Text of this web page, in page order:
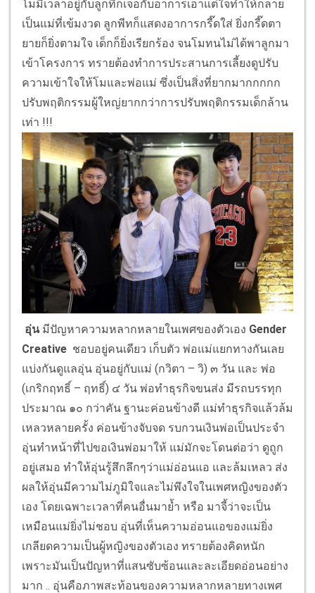
โมมีเวลาอยู่กับลูกทีก็เจอกับอาการเอาแต่ใจทำให้กลาย
เป็นแม่ที่เข้มงวด ลูกพีทก็แสดงอาการกรี๊ดใส่ ยิ่งกรี๊ดตา
ยายก็ยิ่งตามใจ เด็กก็ยิ่งเรียกร้อง จนโมทนไม่ได้พาลูกมา
เข้าโครงการ ทรายต้องทำการประสานการเลี้ยงดูปรับ
ความเข้าใจให้โมและพ่อแม่ ซึ่งเป็นสิ่งที่ยากมากกกกก
ปรับพฤติกรรมผู้ใหญ่ยากกว่าการปรับพฤติกรรมเด็กล้าน
เท่า !!!
อุ่น มีปัญหาความหลากหลายในเพศของตัวเอง Gender
Creative ชอบอยู่คนเดียว เก็บตัว พ่อแม่แยกทางกันเลย
แบ่งกันดูแลอุ่น อุ่นอยู่กับแม่ (กวิตา – วิ) ๓ วัน และ พ่อ
(เกริกฤทธิ์ – ฤทธิ์) ๔ วัน พ่อทำธุรกิจขนส่ง มีรถบรรทุก
ประมาณ ๑๐ กว่าคัน ฐานะค่อนข้างดี แม่ทำธุรกิจแล้วล้ม
เหลวหลายครั้ง ค่อนข้างจับจด รบกวนเงินพ่อเป็นประจำ
อุ่นทำหน้าที่ไปขอเงินพ่อมาให้ แม่มักจะโดนต่อว่า ดูถูก
อยู่เสมอ ทำให้อุ่นรู้สึกลึกๆว่าแม่อ่อนแอ และล้มเหลว ส่ง
ผลให้อุ่นมีความไม่ภูมิใจและไม่พึงใจในเพศหญิงของตัว
เอง โดยเฉพาะเวลาที่คนอื่นมาย้ำ หรือ มาจี้ว่าจะเป็น
เหมือนแม่ยิ่งไม่ชอบ อุ่นที่เห็นความอ่อนแอของแม่ยิ่ง
เกลียดความเป็นผู้หญิงของตัวเอง ทรายต้องคิดหนัก
เพราะมันเป็นปัญหาที่แสนซับซ้อนและละเอียดอ่อนอย่าง
มาก .. อุ่นคือภาพสะท้อนของความหลากหลายทางเพศ